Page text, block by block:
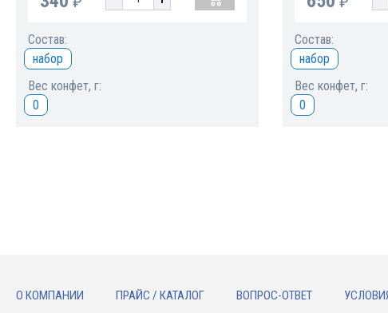
Состав:
набор
Вес конфет, г:
0
Состав:
набор
Вес конфет, г:
0
О КОМПАНИИ ПРАЙС / КАТАЛОГ ВОПРОС-ОТВЕТ